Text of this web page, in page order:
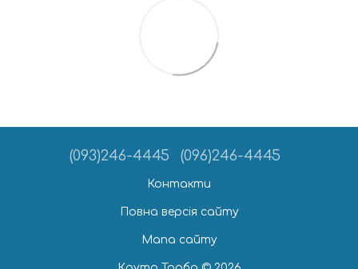
(093)246-4445 (096)246-4445
Контакти
Повна версія сайту
Мапа сайту